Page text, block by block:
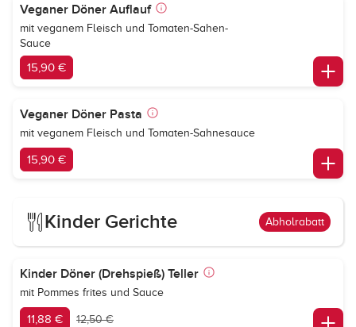
Veganer Döner Auflauf
mit veganem Fleisch und Tomaten-Sahen-
Sauce
15,90 €
Veganer Döner Pasta
mit veganem Fleisch und Tomaten-Sahnesauce
15,90 €
Kinder Gerichte Abholrabatt
Kinder Döner (Drehspieß) Teller
mit Pommes frites und Sauce
11,88 € 12,50 €